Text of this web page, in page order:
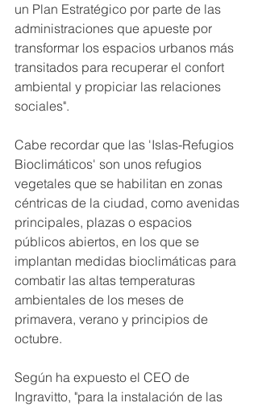
un Plan Estratégico por parte de las
administraciones que apueste por
transformar los espacios urbanos más
transitados para recuperar el confort
ambiental y propiciar las relaciones
sociales".
Cabe recordar que las 'Islas-Refugios
Bioclimáticos' son unos refugios
vegetales que se habilitan en zonas
céntricas de la ciudad, como avenidas
principales, plazas o espacios
públicos abiertos, en los que se
implantan medidas bioclimáticas para
combatir las altas temperaturas
ambientales de los meses de
primavera, verano y principios de
octubre.
Según ha expuesto el CEO de
Ingravitto, "para la instalación de las